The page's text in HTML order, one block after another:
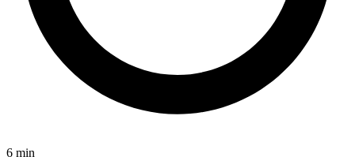
6 min